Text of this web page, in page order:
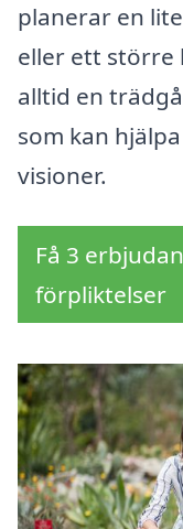
planerar en
eller ett större
alltid en
som kan
visioner.
Få 3
förpliktelser